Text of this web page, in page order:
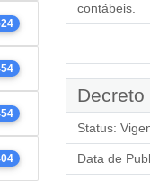
contábeis.
Decreto
Status:
Data de